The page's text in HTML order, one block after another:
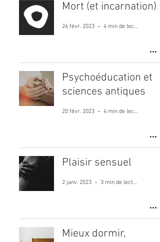
Mort (et incarnation)
26 févr. 2023 4 min de lecture
Psychoéducation et
sciences antiques
20 févr. 2023 4 min de lecture
Plaisir sensuel
2 janv. 2023 3 min de lecture
Mieux dormir,